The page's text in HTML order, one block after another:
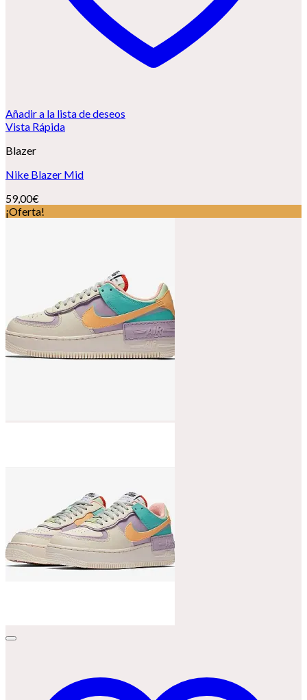
Añadir a la lista de deseos
Vista Rápida
Blazer
Nike Blazer Mid
59,00€
¡Oferta!